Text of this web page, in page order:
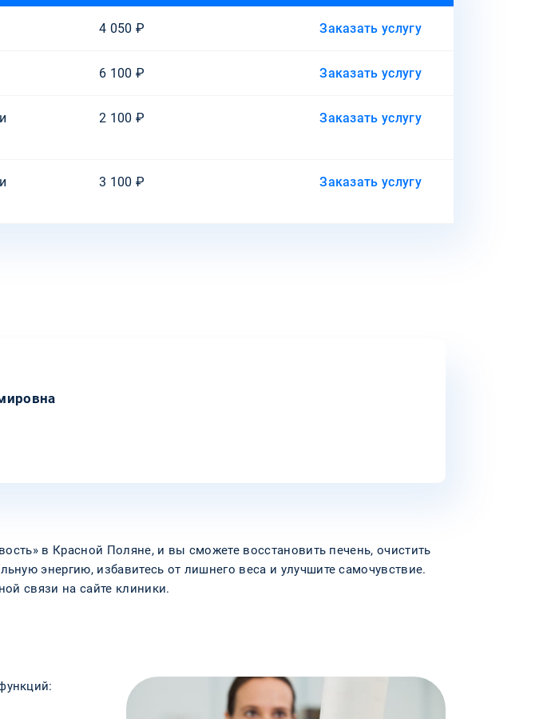
4 050 ₽ Заказать услугу
6 100 ₽ Заказать услугу
2 100 ₽ Заказать услугу
3 100 ₽ Заказать услугу
в Красной Поляне, и вы сможете восстановить печень, очистить
энергию, избавитесь от лишнего веса и улучшите самочувствие.
связи на сайте клиники.